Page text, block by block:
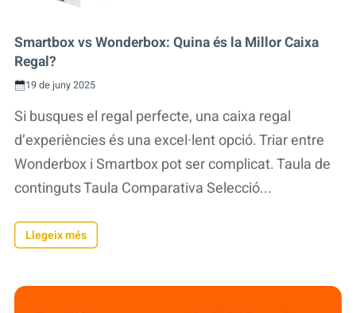
Smartbox vs Wonderbox: Quina és la Millor Caixa
Regal?
19 de juny 2025
Si busques el regal perfecte, una caixa regal
d’experiències és una excel·lent opció. Triar entre
Wonderbox i Smartbox pot ser complicat. Taula de
continguts Taula Comparativa Selecció...
Llegeix més